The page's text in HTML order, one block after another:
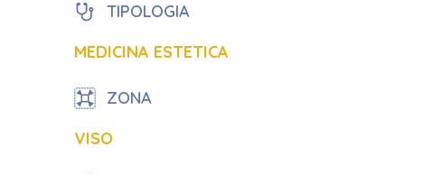
TIPOLOGIA
MEDICINA ESTETICA
ZONA
VISO